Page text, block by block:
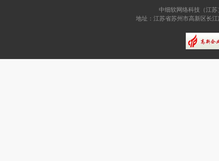
中细软网络科技（江
地址：江苏省苏州市高新区长